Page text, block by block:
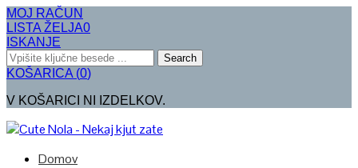
MOJ RAČUN
LISTA ŽELJA0
ISKANJE
Search
KOŠARICA (0)
V KOŠARICI NI IZDELKOV.
Domov